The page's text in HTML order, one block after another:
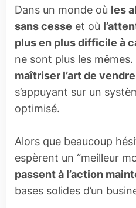
Dans un monde où les
sans cesse et où
plus en plus difficile à
ne sont plus les
maîtriser l’art de
s’appuyant sur un
optimisé.
Alors que beaucoup
espèrent un “meilleur
passent à l’action
bases solides d’un